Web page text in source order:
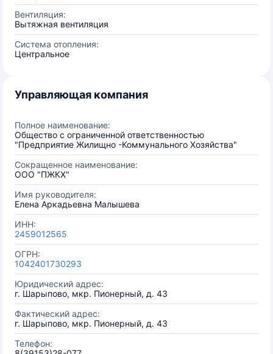
Вентиляция:
Вытяжная вентиляция
Система отопления:
Центральное
Управляющая компания
Полное наименование:
Общество с ограниченной ответственностью
"Предприятие Жилищно -Коммунального Хозяйства"
Сокращенное наименование:
ООО "ПЖКХ"
Имя руководителя:
Елена Аркадьевна Малышева
ИНН:
2459012565
ОГРН:
1042401730293
Юридический адрес:
г. Шарыпово, мкр. Пионерный, д. 43
Фактический адрес:
г. Шарыпово, мкр. Пионерный, д. 43
Телефон: